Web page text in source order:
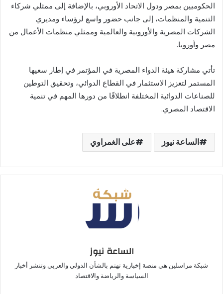
الحكوميين بمصر ودول الاتحاد الأوروبي، بالإضافة إلى ممثلي شركاء
التنمية والمنظمات، إلى جانب حضور واسع لرؤساء ومديري
الشركات المصرية والأوروبية والعالمية وممثلي منظمات الأعمال من
مصر وأوروبا.
تأتي مشاركة هيئة الدواء المصرية في المؤتمر في إطار سعيها
المستمر لتعزيز الاستثمار في القطاع الدوائي، وتحقيق التوطين
للصناعات الدوائية المختلفة انطلاقًا من دورها المهم في تنمية
الاقتصاد المصري.
الساعة نيوز على الغمراوي
الساعة نيوز
شبكة مراسلين هي منصة إخبارية تهتم بالشأن الدولي والعربي وتنشر أخبار
السياسة والرياضة والاقتصاد